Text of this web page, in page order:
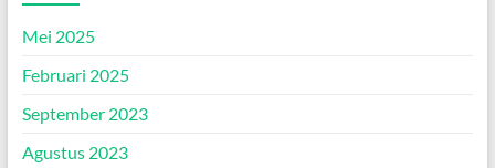
Mei 2025
Februari 2025
September 2023
Agustus 2023